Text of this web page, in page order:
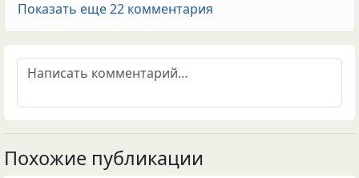
Показать еще 22 комментария
Похожие публикации